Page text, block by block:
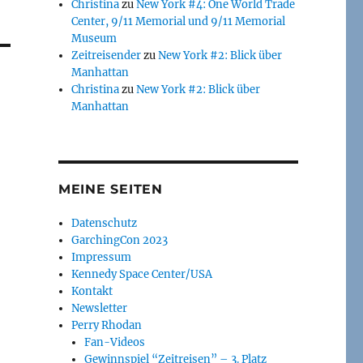
ChristinazuNew York #4: One World Trade
Center, 9/11 Memorial und 9/11 Memorial
Museum
ZeitreisenderzuNew York #2: Blick über
Manhattan
ChristinazuNew York #2: Blick über
Manhattan
MEINE SEITEN
Datenschutz
GarchingCon 2023
Impressum
Kennedy Space Center/USA
Kontakt
Newsletter
Perry Rhodan
Fan-Videos
Gewinnspiel “Zeitreisen” – 3. Platz